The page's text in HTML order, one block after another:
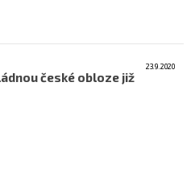
23.9.2020
české obloze již